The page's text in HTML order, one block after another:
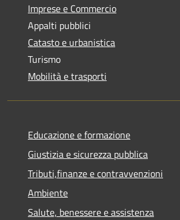
Imprese e Commercio
Appalti pubblici
Catasto e urbanistica
Turismo
Mobilità e trasporti
Educazione e formazione
Giustizia e sicurezza pubblica
Tributi,finanze e contravvenzioni
Ambiente
Salute, benessere e assistenza